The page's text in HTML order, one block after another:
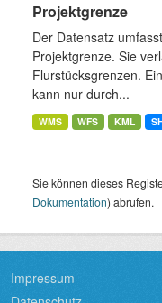
Projektgrenze
Der Datensatz
Projektgrenze. Sie
Flurstücksgrenzen.
kann nur durch...
WMS WFS KML
Sie können dieses
Dokumentation) abrufen.
Impressum